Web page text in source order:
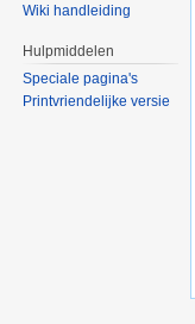
Wiki handleiding
Hulpmiddelen
Speciale pagina's
Printvriendelijke versie